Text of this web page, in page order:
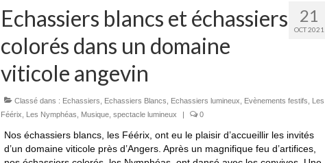
21
OCT 2021
Echassiers blancs et échassiers
colorés dans un domaine
viticole angevin
Classé dans : Echassiers Echassiers Blancs Echassiers lumineux Evènements festifs
Les
Féérix
Les Nymphéas Musique, spectacle lumineux | 0
Nos échassiers blancs, les Féérix, ont eu le plaisir d’accueillir les invités
d’un domaine viticole près d’Angers. Après un magnifique feu d’artifices,